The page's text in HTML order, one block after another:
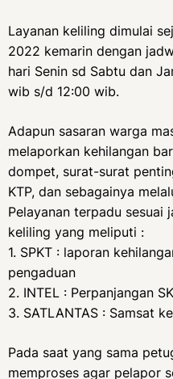
Layanan keliling dimulai
2022 kemarin dengan
hari Senin sd Sabtu dan
wib s/d 12:00 wib.
Adapun sasaran warga
melaporkan kehilangan
dompet, surat-surat
KTP, dan sebagainya
Pelayanan terpadu sesuai
keliling yang meliputi :
1. SPKT : laporan
pengaduan
2. INTEL : Perpanjangan
3. SATLANTAS : Samsat
Pada saat yang sama
memproses agar pelapor